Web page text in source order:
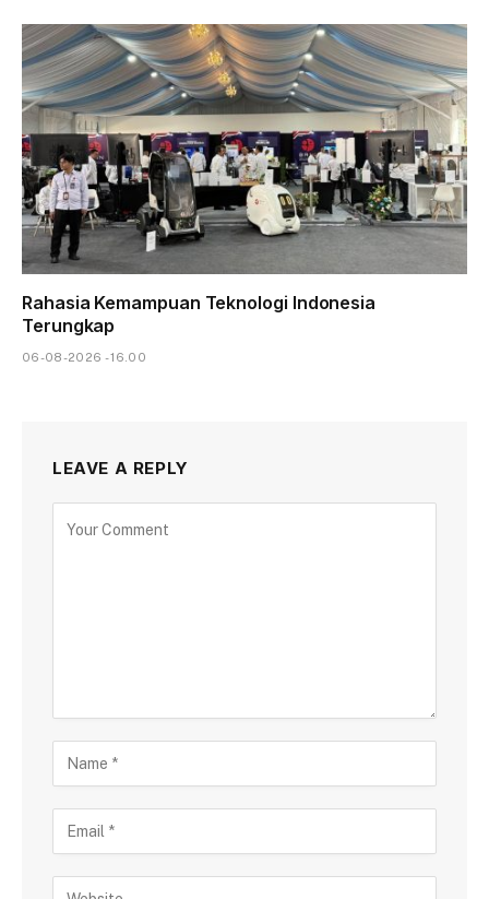
Rahasia Kemampuan Teknologi Indonesia
Terungkap
06-08-2026 - 16.00
LEAVE A REPLY